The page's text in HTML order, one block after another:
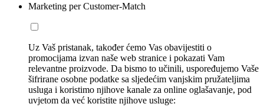
Marketing per Customer-Match
Uz Vaš pristanak, također ćemo Vas obavijestiti o
promocijama izvan naše web stranice i pokazati Vam
relevantne proizvode. Da bismo to učinili, uspoređujemo Vaše
šifrirane osobne podatke sa sljedećim vanjskim pružateljima
usluga i koristimo njihove kanale za online oglašavanje, pod
uvjetom da već koristite njihove usluge: